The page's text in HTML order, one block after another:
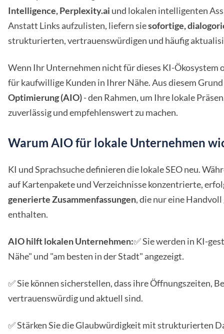
Intelligence, Perplexity.ai und lokalen intelligenten
Anstatt Links aufzulisten, liefern siesofortige,
strukturierten, vertrauenswürdigen und häufig
Wenn Ihr Unternehmen nicht für dieses KI-Ökosystem
für kaufwillige Kunden in Ihrer Nähe. Aus diesem
Optimierung (AIO)- den Rahmen, um Ihre lokale
zuverlässig und empfehlenswert zu machen.
Warum AIO für lokale Unternehmen
KI und Sprachsuche definieren die lokale SEO neu.
auf Kartenpakete und Verzeichnisse konzentrierte,
generierte Zusammenfassungen, die nur eine
enthalten.
AIO hilft lokalen Unternehmen:✅ Sie werden in KI-
Nähe" und "am besten in der Stadt" angezeigt.
✅ Sie können sicherstellen, dass ihre Öffnungszeiten,
vertrauenswürdig und aktuell sind.
✅ Stärken Sie die Glaubwürdigkeit mit strukturierten